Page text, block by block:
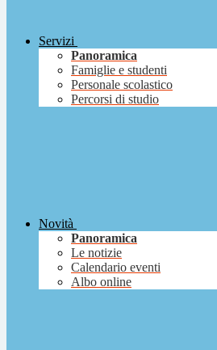
Servizi
Panoramica
Famiglie e studenti
Personale scolastico
Percorsi di studio
Novità
Panoramica
Le notizie
Calendario eventi
Albo online